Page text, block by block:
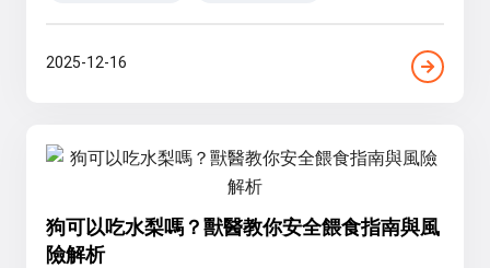
2025-12-16
狗可以吃水梨嗎？獸醫教你安全餵食指南與風
險解析